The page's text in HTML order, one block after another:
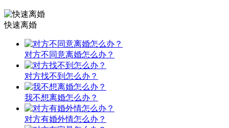
快速离婚
对方不同意离婚怎么办？
对方找不到怎么办？
我不想离婚怎么办？
对方有婚外情怎么办？